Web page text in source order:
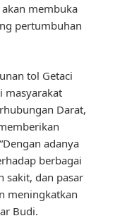
membuka
pertumbuhan
tol Getaci
masyarakat
Darat,
adanya
berbagai
sakit, dan pasar
meningkatkan
Budi.